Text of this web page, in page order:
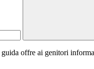
guida offre ai genitori